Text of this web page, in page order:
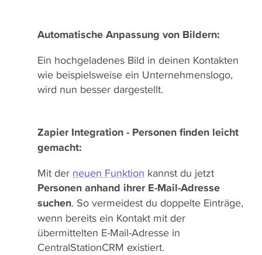
Automatische Anpassung von Bildern:
Ein hochgeladenes Bild in deinen Kontakten
wie beispielsweise ein Unternehmenslogo,
wird nun besser dargestellt.
Zapier Integration - Personen finden leicht
gemacht:
Mit der neuen Funktion kannst du jetzt
Personen anhand ihrer E-Mail-Adresse
suchen. So vermeidest du doppelte Einträge,
wenn bereits ein Kontakt mit der
übermittelten E-Mail-Adresse in
CentralStationCRM existiert.